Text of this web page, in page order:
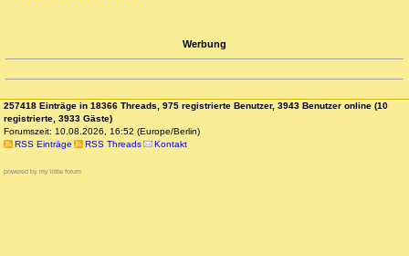
Werbung
257418 Einträge in 18366 Threads, 975 registrierte Benutzer, 3943 Benutzer online (10
registrierte, 3933 Gäste)
Forumszeit: 10.08.2026, 16:52 (Europe/Berlin)
RSS Einträge
RSS Threads Kontakt
powered by my little forum